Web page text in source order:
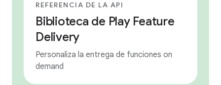
REFERENCIA DE LA API
Biblioteca de Play Feature
Delivery
Personaliza la entrega de funciones on
demand